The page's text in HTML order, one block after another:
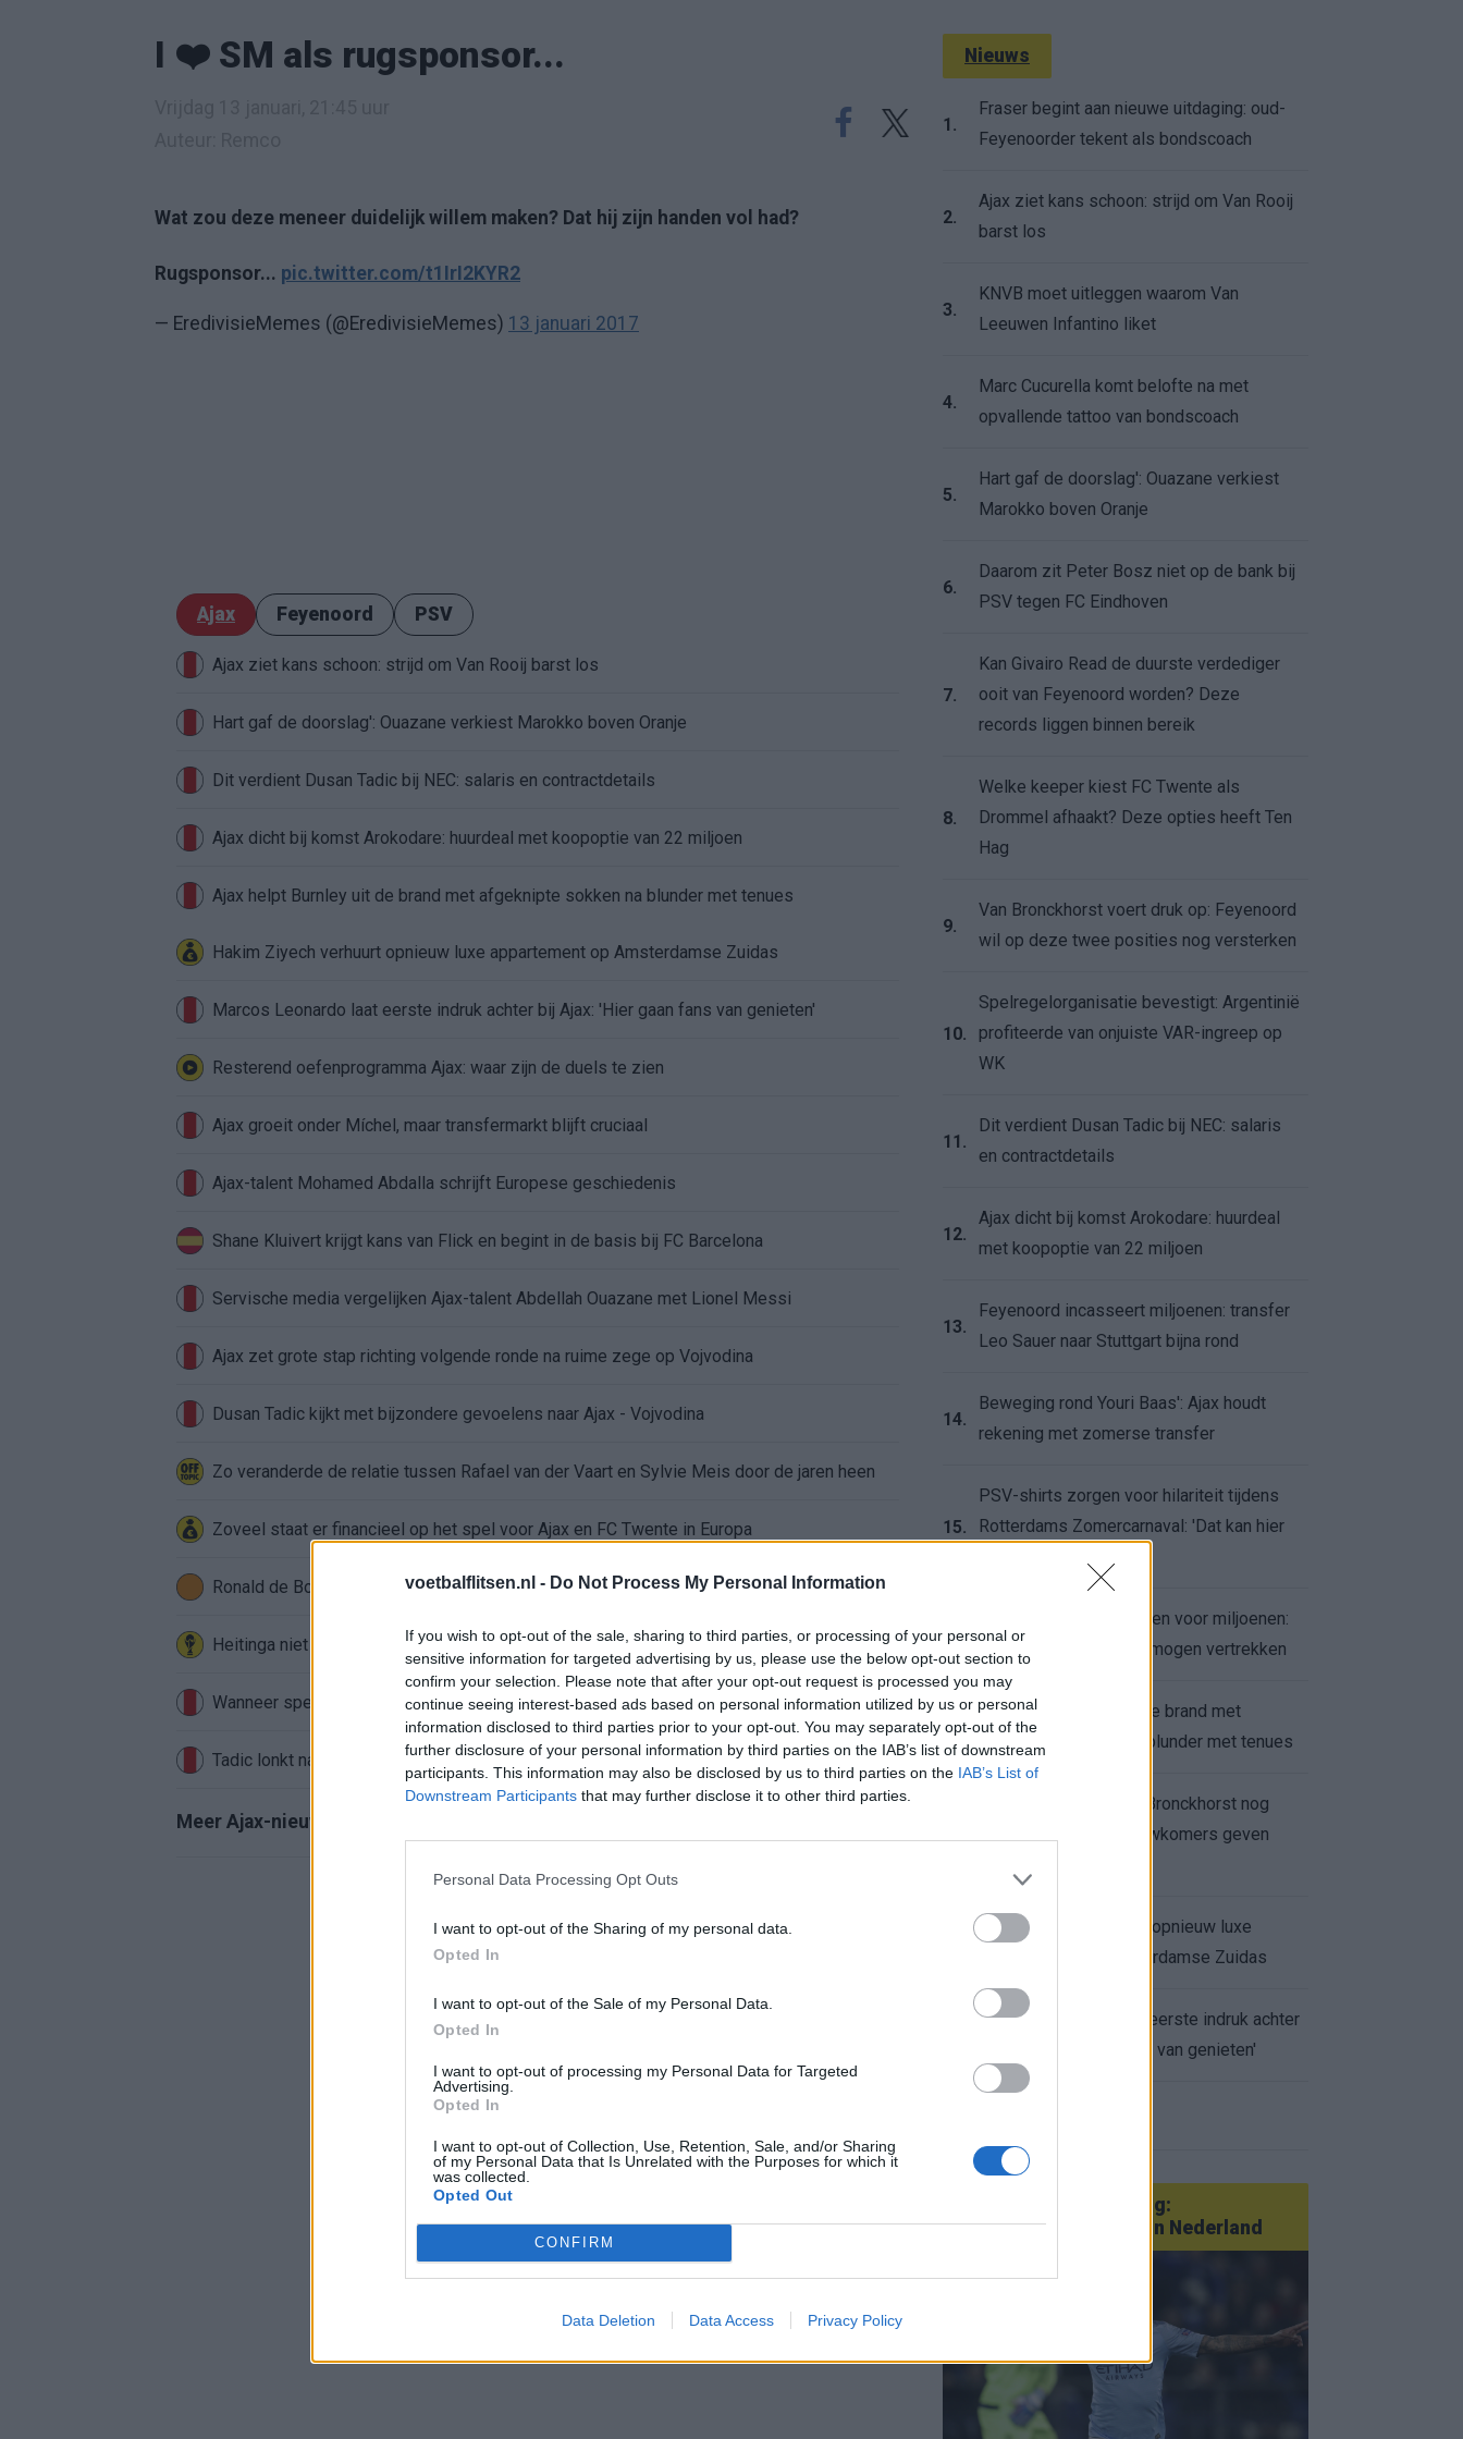
voetbalflitsen.nl - Do Not Process My Personal Information
If you wish to opt-out of the sale, sharing to third parties, or processing of your personal or
sensitive information for targeted advertising by us, please use the below opt-out section to
confirm your selection. Please note that after your opt-out request is processed you may
continue seeing interest-based ads based on personal information utilized by us or personal
information disclosed to third parties prior to your opt-out. You may separately opt-out of the
further disclosure of your personal information by third parties on the IAB’s list of downstream
participants. This information may also be disclosed by us to third parties on the IAB’s List of
Downstream Participants that may further disclose it to other third parties.
Personal Data Processing Opt Outs
I want to opt-out of the Sharing of my personal data.
Opted In
I want to opt-out of the Sale of my Personal Data.
Opted In
I want to opt-out of processing my Personal Data for Targeted
Advertising.
Opted In
I want to opt-out of Collection, Use, Retention, Sale, and/or Sharing
of my Personal Data that Is Unrelated with the Purposes for which it
was collected.
Opted Out
CONFIRM
Data Deletion Data Access Privacy Policy
I ❤️ SM als rugsponsor...
Wat zou deze meneer duidelijk willem maken? Dat hij zijn handen vol had?
Rugsponsor... pic.twitter.com/t1IrI2KYR2
— EredivisieMemes (@EredivisieMemes) 13 januari 2017
Ajax Feyenoord PSV
Ajax ziet kans schoon: strijd om Van Rooij barst los
Hart gaf de doorslag': Ouazane verkiest Marokko boven Oranje
Dit verdient Dusan Tadic bij NEC: salaris en contractdetails
Ajax dicht bij komst Arokodare: huurdeal met koopoptie van 22 miljoen
Ajax helpt Burnley uit de brand met afgeknipte sokken na blunder met tenues
Hakim Ziyech verhuurt opnieuw luxe appartement op Amsterdamse Zuidas
Marcos Leonardo laat eerste indruk achter bij Ajax: 'Hier gaan fans van genieten'
Resterend oefenprogramma Ajax: waar zijn de duels te zien
Ajax groeit onder Míchel, maar transfermarkt blijft cruciaal
Ajax-talent Mohamed Abdalla schrijft Europese geschiedenis
Shane Kluivert krijgt kans van Flick en begint in de basis bij FC Barcelona
Servische media vergelijken Ajax-talent Abdellah Ouazane met Lionel Messi
Ajax zet grote stap richting volgende ronde na ruime zege op Vojvodina
Dusan Tadic kijkt met bijzondere gevoelens naar Ajax - Vojvodina
Zo veranderde de relatie tussen Rafael van der Vaart en Sylvie Meis door de jaren heen
Zoveel staat er financieel op het spel voor Ajax en FC Twente in Europa
Ronald de Boer noemt Reiziger als bondscoach: "Kampioen met Jong Ajax"
Heitinga niet langer alleen: Argentijn schrijft geschiedenis met rode kaart in WK-finale
Wanneer speelt Ajax in de Conference League? Dit zijn de belangrijke data
Tadic lonkt naar verrassende Eredivisie-terugkeer: NEC onderzoekt komst van Ajax-icoon
Meer Ajax-nieuws
Nieuws
1.
Fraser begint aan nieuwe uitdaging: oud-
Feyenoorder tekent als bondscoach
2.
Ajax ziet kans schoon: strijd om Van Rooij
barst los
3.
KNVB moet uitleggen waarom Van
Leeuwen Infantino liket
4.
Marc Cucurella komt belofte na met
opvallende tattoo van bondscoach
5.
Hart gaf de doorslag': Ouazane verkiest
Marokko boven Oranje
6.
Daarom zit Peter Bosz niet op de bank bij
PSV tegen FC Eindhoven
7.
Kan Givairo Read de duurste verdediger
ooit van Feyenoord worden? Deze
records liggen binnen bereik
8.
Welke keeper kiest FC Twente als
Drommel afhaakt? Deze opties heeft Ten
Hag
9.
Van Bronckhorst voert druk op: Feyenoord
wil op deze twee posities nog versterken
10.
Spelregelorganisatie bevestigt: Argentinië
profiteerde van onjuiste VAR-ingreep op
WK
11.
Dit verdient Dusan Tadic bij NEC: salaris
en contractdetails
12.
Ajax dicht bij komst Arokodare: huurdeal
met koopoptie van 22 miljoen
13.
Feyenoord incasseert miljoenen: transfer
Leo Sauer naar Stuttgart bijna rond
14.
Beweging rond Youri Baas': Ajax houdt
rekening met zomerse transfer
15.
PSV-shirts zorgen voor hilariteit tijdens
Rotterdams Zomercarnaval: 'Dat kan hier
16.
Feyenoord zet deur open voor miljoenen:
Ueda en Hadj Moussa mogen vertrekken
17.
Ajax helpt Burnley uit de brand met
afgeknipte sokken na blunder met tenues
Feyenoord onder Van Bronckhorst nog
altijd ongeslagen: nieuwkomers geven
Hakim Ziyech verhuurt opnieuw luxe
appartement op Amsterdamse Zuidas
Marcos Leonardo laat eerste indruk achter
bij Ajax: 'Hier gaan fans van genieten'
Van Götze tot Sterling:
statementtransfers in Nederland